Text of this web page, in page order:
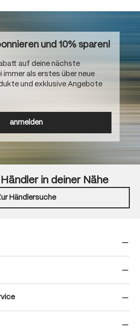
und 10% sparen!
auf deine nächste
immer als erstes über neue
und exklusive Angebote
anmelden
in deiner Nähe
Händlersuche